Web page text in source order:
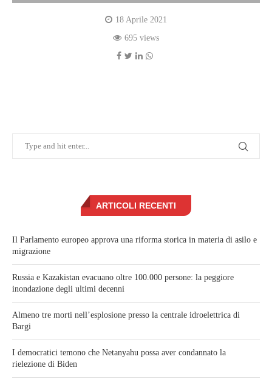
18 Aprile 2021
695 views
ARTICOLI RECENTI
Il Parlamento europeo approva una riforma storica in materia di asilo e
migrazione
Russia e Kazakistan evacuano oltre 100.000 persone: la peggiore
inondazione degli ultimi decenni
Almeno tre morti nell’esplosione presso la centrale idroelettrica di
Bargi
I democratici temono che Netanyahu possa aver condannato la
rielezione di Biden